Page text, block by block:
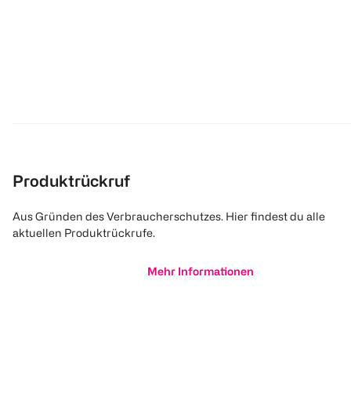
Produktrückruf
Aus Gründen des Verbraucherschutzes. Hier findest du alle
aktuellen Produktrückrufe.
Mehr Informationen